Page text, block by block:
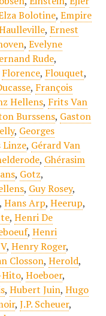
Bolotine, Empire
, Ernest
, Evelyne
Rude,
Florence, Flouquet,
, François
Hellens, Frits Van
Burssens, Gaston
, Georges
Linze, Gérard Van
, Ghérasim
, Gotz,
, Guy Rosey,
Hans Arp, Heerup,
, Henri De
, Henri
, Henry Roger,
Closson, Herold,
, Hoeboer,
, Hubert Juin, Hugo
, J.P. Scheuer,